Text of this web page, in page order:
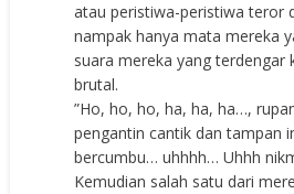
atau peristiwa-peristiwa teror
nampak hanya mata mereka
suara mereka yang terdengar
brutal.
”Ho, ho, ho, ha, ha, ha…,
pengantin cantik dan tampan
bercumbu… uhhhh… Uhhh
Kemudian salah satu dari